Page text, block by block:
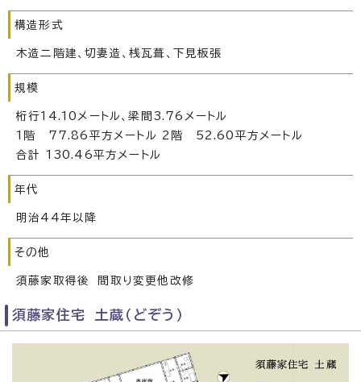
構造形式
木造二階建、切妻造、桟瓦葺、下見板張
規模
桁行14.10メートル、梁間3.76メートル
1階 77.86平方メートル 2階 52.60平方メートル
合計 130.46平方メートル
年代
明治44年以降
その他
須藤家取得後 間取り変更他改修
須藤家住宅 土蔵（どぞう）